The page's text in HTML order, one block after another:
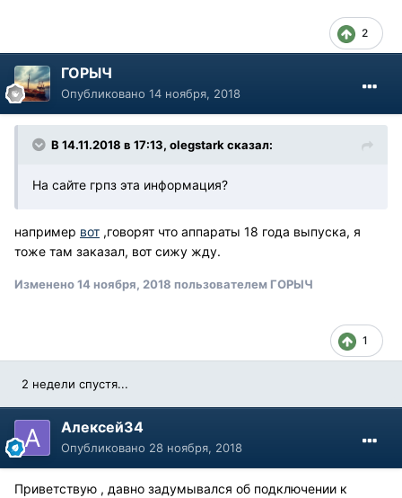
2
ГОРЫЧ
Опубликовано 14 ноября, 2018
В 14.11.2018 в 17:13, olegstark сказал:
На сайте грпз эта информация?
например вот ,говорят что аппараты 18 года выпуска, я
тоже там заказал, вот сижу жду.
Изменено14 ноября, 2018 пользователем ГОРЫЧ
1
2 недели спустя...
Алексей34
Опубликовано 28 ноября, 2018
Приветствую , давно задумывался об подключении к